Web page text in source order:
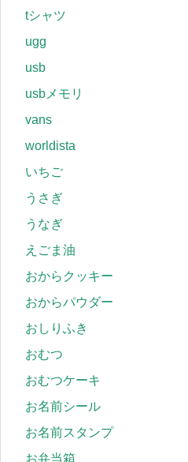
tシャツ
ugg
usb
usbメモリ
vans
worldista
いちご
うさぎ
うなぎ
えごま油
おからクッキー
おからパウダー
おしりふき
おむつ
おむつケーキ
お名前シール
お名前スタンプ
お弁当箱